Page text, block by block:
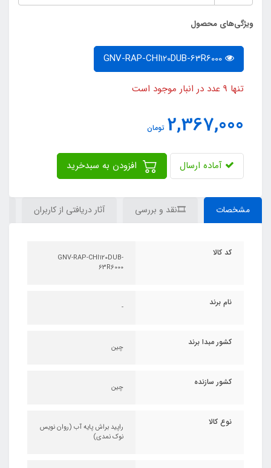
ویژگی‌های محصول
تنها 9 عدد در انبار موجود است
2,367,000 تومان
آماده ارسال
مشخصات 🎞نقد و بررسی آثار دریافتی از کاربران
کد کالا
GNV-RAP-CHI120DUB-
63R6000
نام برند -
کشور مبدا برند چین
کشور سازنده چین
نوع کالا
راپید براش پایه آب (روان نویس
نوک نمدی)